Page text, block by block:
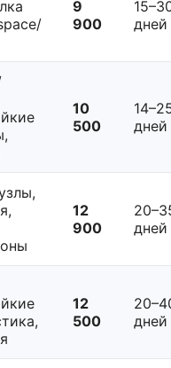
9
900
дней
10
500
дней
12
900
дней
12
500
дней